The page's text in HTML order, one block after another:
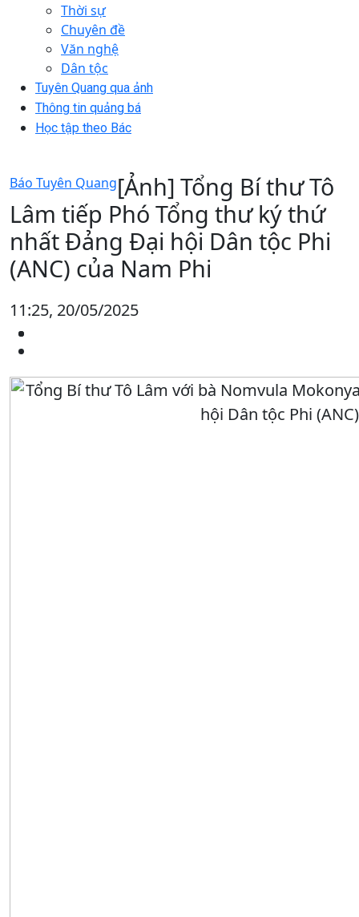
Thời sự
Chuyên đề
Văn nghệ
Dân tộc
Tuyên Quang qua ảnh
Thông tin quảng bá
Học tập theo Bác
Báo Tuyên Quang[Ảnh] Tổng Bí thư Tô
Lâm tiếp Phó Tổng thư ký thứ
nhất Đảng Đại hội Dân tộc Phi
(ANC) của Nam Phi
11:25, 20/05/2025